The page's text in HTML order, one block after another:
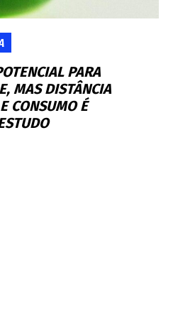
PARA
MAS DISTÂNCIA
CONSUMO É